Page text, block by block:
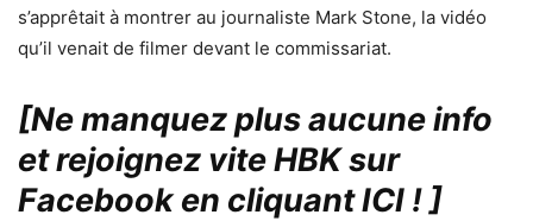
s’apprêtait à montrer au journaliste Mark Stone, la vidéo
qu’il venait de filmer devant le commissariat.
[Ne manquez plus aucune info
et rejoignez vite HBK sur
Facebook en cliquant ICI !]